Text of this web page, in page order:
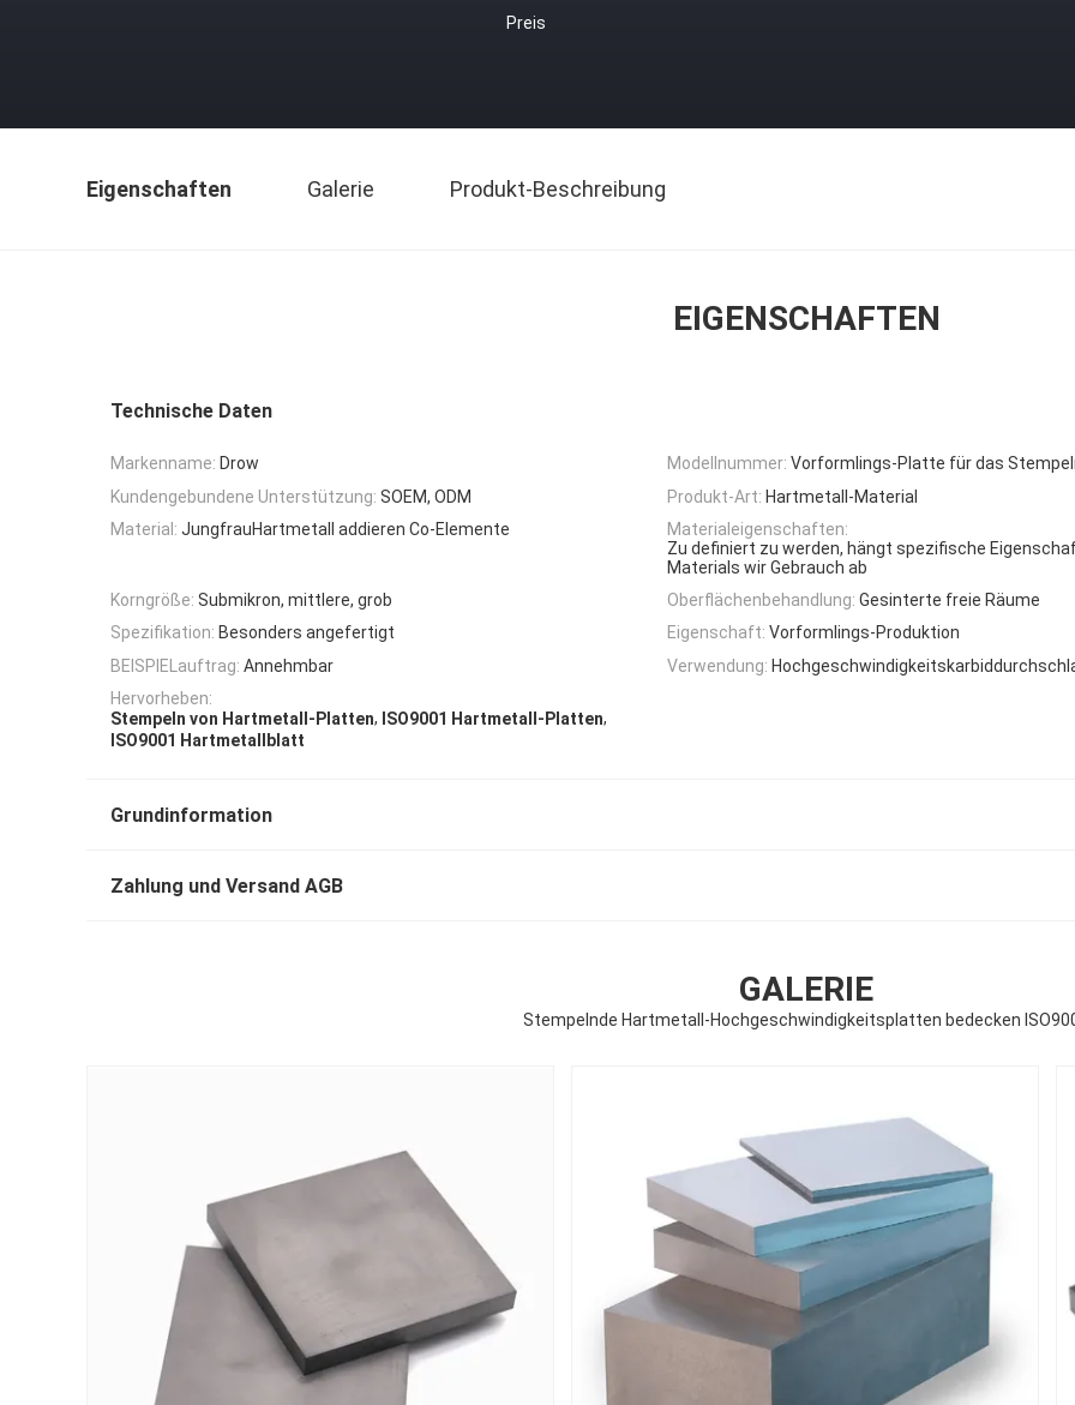
Preis
Eigenschaften Galerie Produkt-Beschreibung
EIGENSCHAFTEN
Technische Daten
Markenname: Drow Modellnummer: Vorformlings-Platte für das
Kundengebundene Unterstützung: SOEM, ODM Produkt-Art: Hartmetall-Material
Material: JungfrauHartmetall addieren Co-Elemente
Materialeigenschaften:
Zu definiert zu werden, hängt spezifische
Materials wir Gebrauch ab
Korngröße: Submikron, mittlere, grob Oberflächenbehandlung: Gesinterte freie Räume
Spezifikation: Besonders angefertigt Eigenschaft: Vorformlings-Produktion
BEISPIELauftrag: Annehmbar Verwendung:
Hervorheben:
Stempeln von Hartmetall-Platten, ISO9001 Hartmetall-Platten,
ISO9001 Hartmetallblatt
Grundinformation
Zahlung und Versand AGB
GALERIE
Stempelnde Hartmetall-Hochgeschwindigkeitsplatten bedecken